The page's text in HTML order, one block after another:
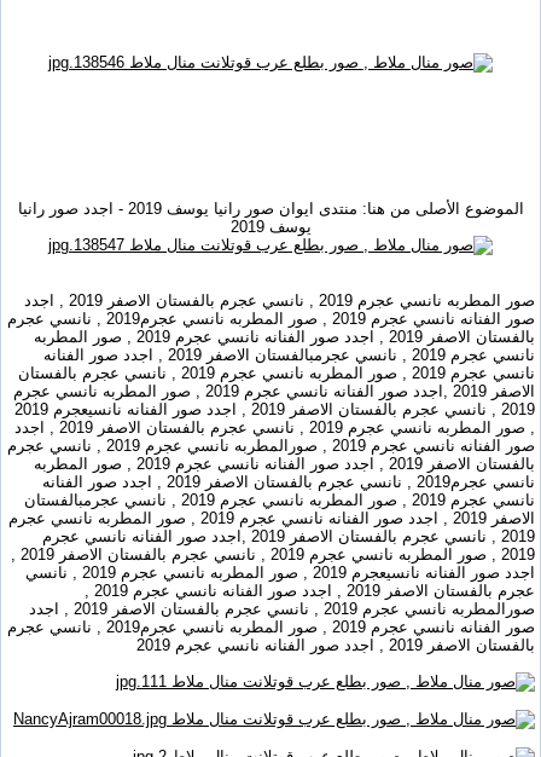
الموضوع الأصلى من هنا: منتدى ايوان صور رانيا يوسف 2019 - اجدد صور رانيا
يوسف 2019
صور المطربه نانسي عجرم 2019 , نانسي عجرم بالفستان الاصفر 2019 , اجدد
صور الفنانه نانسي عجرم 2019 , صور المطربه نانسي عجرم2019 , نانسي عجرم
بالفستان الاصفر 2019 , اجدد صور الفنانه نانسي عجرم 2019 , صور المطربه
نانسي عجرم 2019 , نانسي عجرمبالفستان الاصفر 2019 , اجدد صور الفنانه
نانسي عجرم 2019 , صور المطربه نانسي عجرم 2019 , نانسي عجرم بالفستان
الاصفر 2019 ,اجدد صور الفنانه نانسي عجرم 2019 , صور المطربه نانسي عجرم
2019 , نانسي عجرم بالفستان الاصفر 2019 , اجدد صور الفنانه نانسيعجرم 2019
, صور المطربه نانسي عجرم 2019 , نانسي عجرم بالفستان الاصفر 2019 , اجدد
صور الفنانه نانسي عجرم 2019 , صورالمطربه نانسي عجرم 2019 , نانسي عجرم
بالفستان الاصفر 2019 , اجدد صور الفنانه نانسي عجرم 2019 , صور المطربه
نانسي عجرم2019 , نانسي عجرم بالفستان الاصفر 2019 , اجدد صور الفنانه
نانسي عجرم 2019 , صور المطربه نانسي عجرم 2019 , نانسي عجرمبالفستان
الاصفر 2019 , اجدد صور الفنانه نانسي عجرم 2019 , صور المطربه نانسي عجرم
2019 , نانسي عجرم بالفستان الاصفر 2019 ,اجدد صور الفنانه نانسي عجرم
2019 , صور المطربه نانسي عجرم 2019 , نانسي عجرم بالفستان الاصفر 2019 ,
اجدد صور الفنانه نانسيعجرم 2019 , صور المطربه نانسي عجرم 2019 , نانسي
عجرم بالفستان الاصفر 2019 , اجدد صور الفنانه نانسي عجرم 2019 ,
صورالمطربه نانسي عجرم 2019 , نانسي عجرم بالفستان الاصفر 2019 , اجدد
صور الفنانه نانسي عجرم 2019 , صور المطربه نانسي عجرم2019 , نانسي عجرم
بالفستان الاصفر 2019 , اجدد صور الفنانه نانسي عجرم 2019